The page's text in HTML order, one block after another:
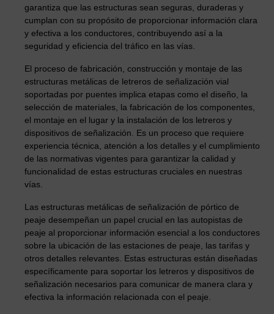
garantiza que las estructuras sean seguras, duraderas y
cumplan con su propósito de proporcionar información clara
y efectiva a los conductores, contribuyendo así a la
seguridad y eficiencia del tráfico en las vías.
El proceso de fabricación, construcción y montaje de las
estructuras metálicas de letreros de señalización vial
soportadas por puentes implica etapas como el diseño, la
selección de materiales, la fabricación de los componentes,
el montaje en el lugar y la instalación de los letreros y
dispositivos de señalización. Es un proceso que requiere
experiencia técnica, atención a los detalles y el cumplimiento
de las normativas vigentes para garantizar la calidad y
funcionalidad de estas estructuras cruciales en nuestras
vías.
Las estructuras metálicas de señalización de pórtico de
peaje desempeñan un papel crucial en las autopistas de
peaje al proporcionar información esencial a los conductores
sobre la ubicación de las estaciones de peaje, las tarifas y
otros detalles relevantes. Estas estructuras están diseñadas
específicamente para soportar los letreros y dispositivos de
señalización necesarios para comunicar de manera clara y
efectiva la información relacionada con el peaje.